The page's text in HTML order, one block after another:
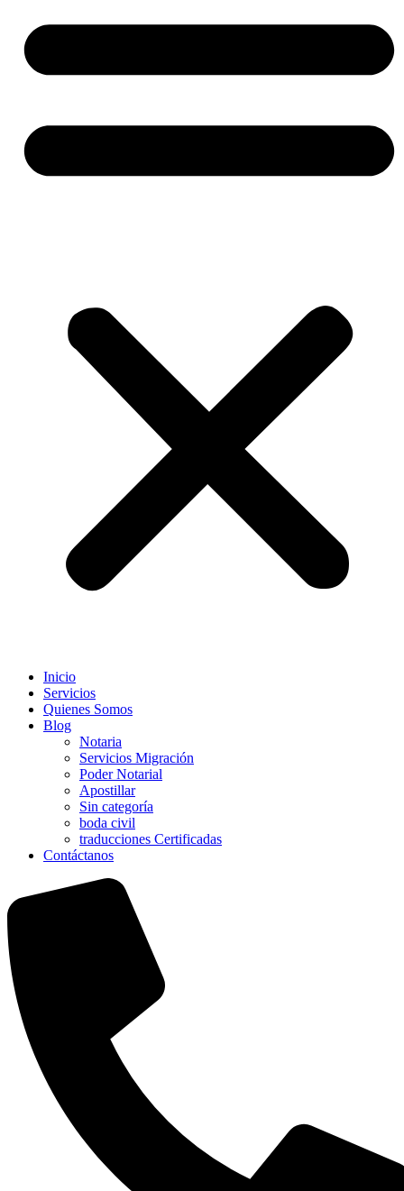
Inicio
Servicios
Quienes Somos
Blog
Notaria
Servicios Migración
Poder Notarial
Apostillar
Sin categoría
boda civil
traducciones Certificadas
Contáctanos